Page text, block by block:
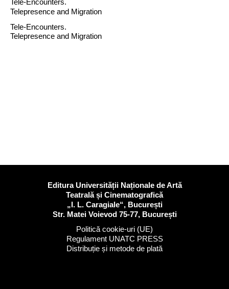
Tele-Encounters.
Telepresence and Migration
Editura Universității Naționale de Artă
Teatrală și Cinematografică
„I. L. Caragiale“, București
Str. Matei Voievod 75-77, București
Politică cookie-uri (UE)
Regulament UNATC PRESS
Distribuție și metode de plată